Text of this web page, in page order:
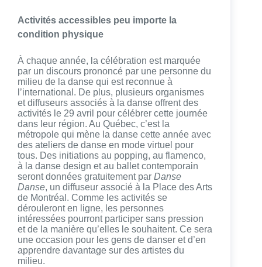
Activités accessibles peu importe la
condition physique
À chaque année, la célébration est marquée
par un discours prononcé par une personne du
milieu de la danse qui est reconnue à
l’international. De plus, plusieurs organismes
et diffuseurs associés à la danse offrent des
activités le 29 avril pour célébrer cette journée
dans leur région. Au Québec, c’est la
métropole qui mène la danse cette année avec
des ateliers de danse en mode virtuel pour
tous. Des initiations au popping, au flamenco,
à la danse design et au ballet contemporain
seront données gratuitement par Danse
Danse, un diffuseur associé à la Place des Arts
de Montréal. Comme les activités se
dérouleront en ligne, les personnes
intéressées pourront participer sans pression
et de la manière qu’elles le souhaitent. Ce sera
une occasion pour les gens de danser et d’en
apprendre davantage sur des artistes du
milieu.